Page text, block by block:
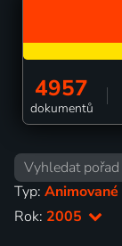
4957
dokumentů
Typ: Animované
Rok: 2005